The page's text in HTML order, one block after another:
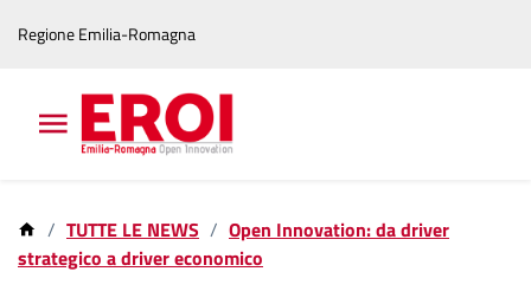
Regione Emilia-Romagna
TUTTE LE NEWS
Open Innovation: da driver
strategico a driver economico